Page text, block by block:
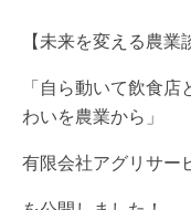
【未来を変える農業
「自ら動いて飲食
わいを農業から」
有限会社アグリサ